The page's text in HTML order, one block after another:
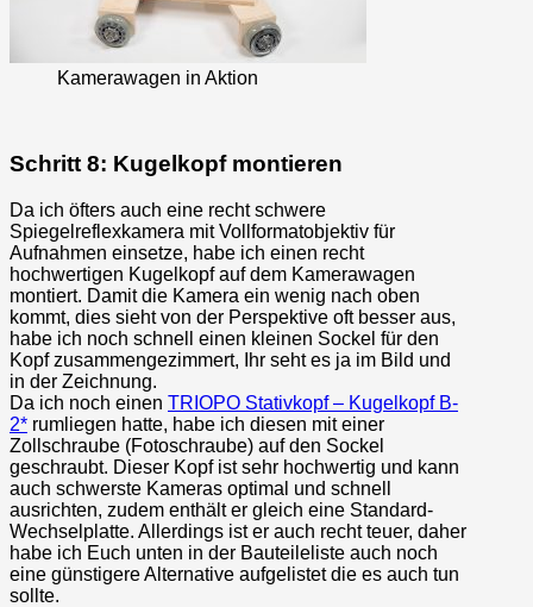
Kamerawagen in Aktion
Schritt 8: Kugelkopf montieren
Da ich öfters auch eine recht schwere
Spiegelreflexkamera mit Vollformatobjektiv für
Aufnahmen einsetze, habe ich einen recht
hochwertigen Kugelkopf auf dem Kamerawagen
montiert. Damit die Kamera ein wenig nach oben
kommt, dies sieht von der Perspektive oft besser aus,
habe ich noch schnell einen kleinen Sockel für den
Kopf zusammengezimmert, Ihr seht es ja im Bild und
in der Zeichnung.
Da ich noch einen TRIOPO Stativkopf – Kugelkopf B-
2* rumliegen hatte, habe ich diesen mit einer
Zollschraube (Fotoschraube) auf den Sockel
geschraubt. Dieser Kopf ist sehr hochwertig und kann
auch schwerste Kameras optimal und schnell
ausrichten, zudem enthält er gleich eine Standard-
Wechselplatte. Allerdings ist er auch recht teuer, daher
habe ich Euch unten in der Bauteileliste auch noch
eine günstigere Alternative aufgelistet die es auch tun
sollte.